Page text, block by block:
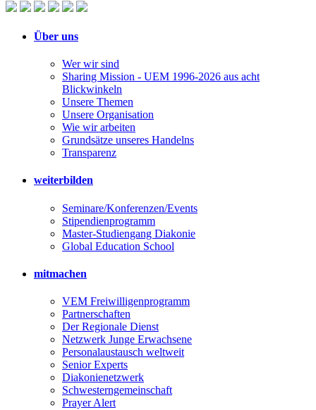
Über uns
Wer wir sind
Sharing Mission - UEM 1996-2026 aus acht
Blickwinkeln
Unsere Themen
Unsere Organisation
Wie wir arbeiten
Grundsätze unseres Handelns
Transparenz
weiterbilden
Seminare/Konferenzen/Events
Stipendienprogramm
Master-Studiengang Diakonie
Global Education School
mitmachen
VEM Freiwilligenprogramm
Partnerschaften
Der Regionale Dienst
Netzwerk Junge Erwachsene
Personalaustausch weltweit
Senior Experts
Diakonienetzwerk
Schwesterngemeinschaft
Prayer Alert